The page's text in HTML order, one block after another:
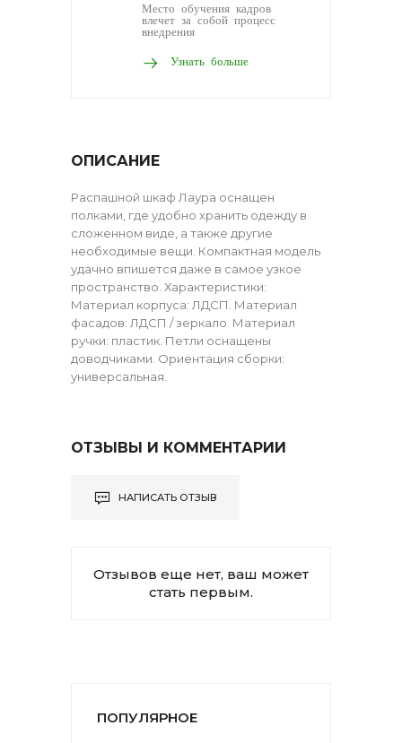
Место обучения кадров
влечет за собой процесс
внедрения
Узнать больше
ОПИСАНИЕ
Распашной шкаф Лаура оснащен
полками, где удобно хранить одежду в
сложенном виде, а также другие
необходимые вещи. Компактная модель
удачно впишется даже в самое узкое
пространство. Характеристики:
Материал корпуса: ЛДСП. Материал
фасадов: ЛДСП / зеркало. Материал
ручки: пластик. Петли оснащены
доводчиками. Ориентация сборки:
универсальная.
ОТЗЫВЫ И КОММЕНТАРИИ
НАПИСАТЬ ОТЗЫВ
Отзывов еще нет, ваш может
стать первым.
ПОПУЛЯРНОЕ